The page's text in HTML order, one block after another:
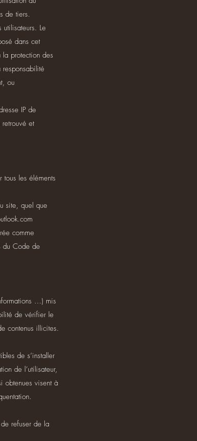
de tiers.
Le
dans cet
protection des
ou
IP de
et
les éléments
site, quel que
comme
du Code de
…) mis
de vérifier le
contenus illicites.
de s’installer
de l’utilisateur,
obtenues visent à
refuser de la